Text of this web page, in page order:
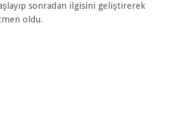
sonradan ilgisini geliştirerek
oldu.